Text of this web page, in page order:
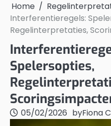
Home
Interferentieregels:
Regelinterpretaties,
Spelersopties,
05/02/2026 byFiona